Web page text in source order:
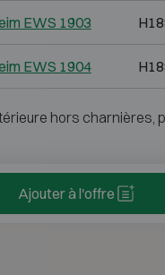
EWS 1903
EWS 1904
hors charnières,
Ajouter à l'offre